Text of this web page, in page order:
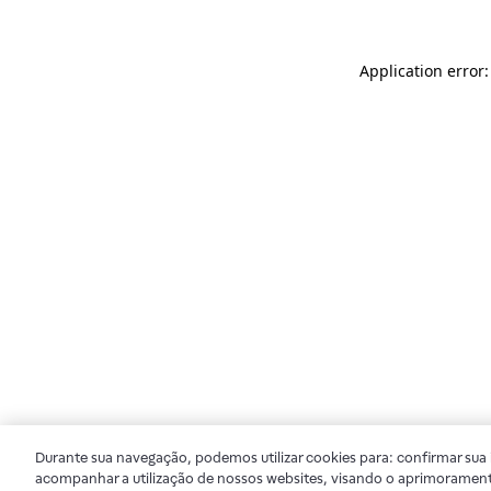
Application
Durante sua navegação, podemos utilizar cookies para: confirmar
acompanhar a utilização de nossos websites, visando o